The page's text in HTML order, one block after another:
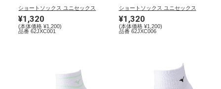
陸上競技
ショートソックス ユニセックス
¥1,320
(本体価格 ¥1,200)
品番 62JXC001
ショートソックス ユニセックス
¥1,320
(本体価格 ¥1,200)
品番 62JXC006